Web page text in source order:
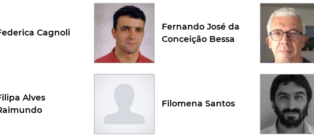
Cagnoli
Fernando José da
Conceição Bessa
Alves
Filomena Santos